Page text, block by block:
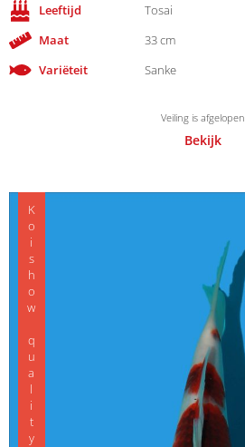
Leeftijd
Tosai
Maat
33 cm
Variëteit
Sanke
Veiling is afgelopen
Bekijk
Koishow quality